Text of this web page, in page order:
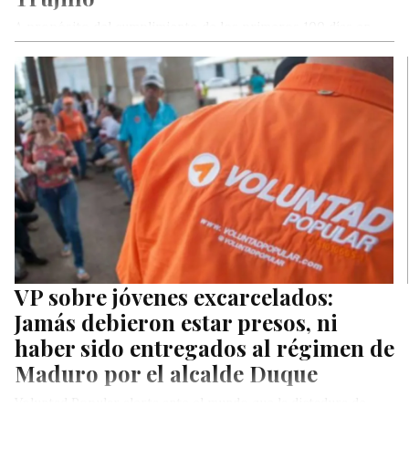
funciones de Gerardo Márquez, como gobernador del estado
Trujillo, y…
VP sobre jóvenes excarcelados:
Jamás debieron estar presos, ni
haber sido entregados al régimen de
Maduro por el alcalde Duque